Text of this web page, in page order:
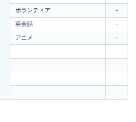
ボランティア
-
英会話
-
アニメ
-